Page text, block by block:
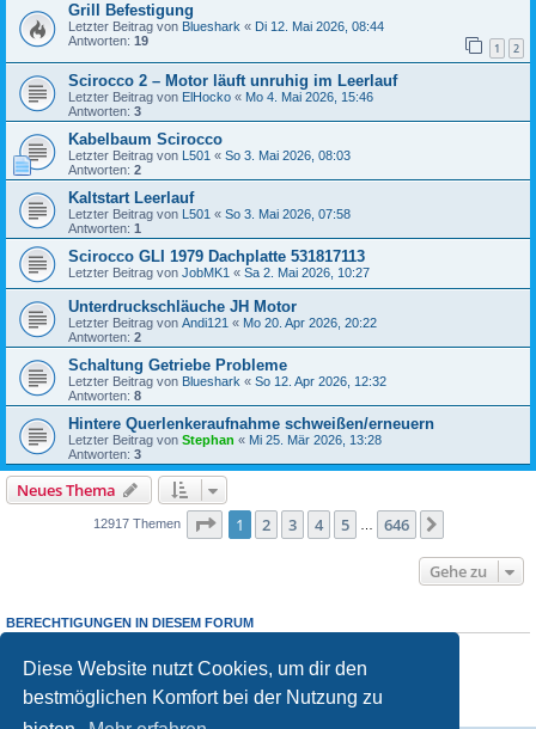
Diese Website nutzt Cookies, um dir den
bestmöglichen Komfort bei der Nutzung zu
Grill Befestigung
Letzter Beitrag von Blueshark « Di 12. Mai 2026, 08:44
Antworten: 19 1 2
Scirocco 2 – Motor läuft unruhig im Leerlauf
Letzter Beitrag von ElHocko « Mo 4. Mai 2026, 15:46
Antworten: 3
Kabelbaum Scirocco
Letzter Beitrag von L501 « So 3. Mai 2026, 08:03
Antworten: 2
Kaltstart Leerlauf
Letzter Beitrag von L501 « So 3. Mai 2026, 07:58
Antworten: 1
Scirocco GLI 1979 Dachplatte 531817113
Letzter Beitrag von JobMK1 « Sa 2. Mai 2026, 10:27
Unterdruckschläuche JH Motor
Letzter Beitrag von Andi121 « Mo 20. Apr 2026, 20:22
Antworten: 2
Schaltung Getriebe Probleme
Letzter Beitrag von Blueshark « So 12. Apr 2026, 12:32
Antworten: 8
Hintere Querlenkeraufnahme schweißen/erneuern
Letzter Beitrag von Stephan « Mi 25. Mär 2026, 13:28
Antworten: 3
Neues Thema
12917 Themen Seite 1von 646
1 2 3 4 5 646
Gehe zu
BERECHTIGUNGEN IN DIESEM FORUM
Du darfst keineAntworten zu Themen in diesem Forum erstellen.
Du darfst deine Beiträge in diesem Forumnichtändern.
Du darfst deine Beiträge in diesem Forum nicht löschen.
keine